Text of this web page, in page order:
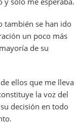
también se han ido
un poco más
de su
ellos que me lleva
la voz del
decisión en todo